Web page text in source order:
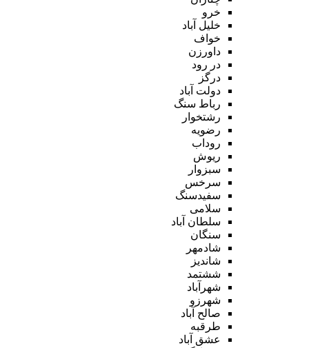
خرو
خلیل آباد
خواف
داورزن
در رود
درگز
دولت آباد
رباط سنگ
رشتخوار
رضویه
روداب
ریوش
سبزوار
سرخس
سفیدسنگ
سلامی
سلطان آباد
سنگان
شادمهر
شاندیز
ششتمد
شهرآباد
شهرزو
صالح آباد
طرقبه
عشق آباد